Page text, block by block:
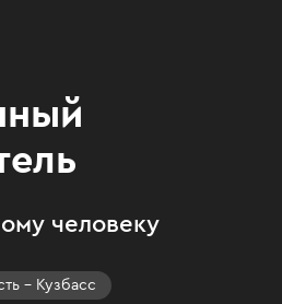
человеку
– Кузбасс